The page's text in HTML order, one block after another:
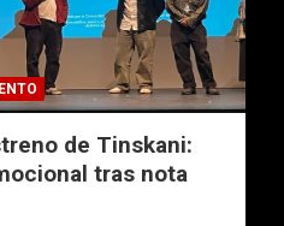
de Tinskani:
tras nota